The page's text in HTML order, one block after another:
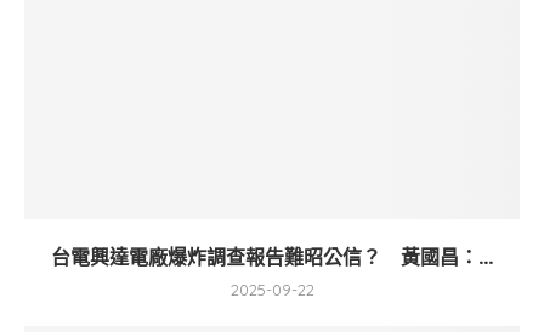
台電興達電廠爆炸調查報告難昭公信？ 黃國昌：...
2025-09-22